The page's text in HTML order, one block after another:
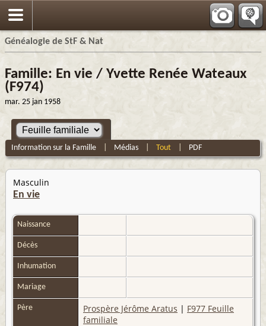
Généalogie de StF & Nat
Famille: En vie / Yvette Renée Wateaux
(F974)
mar. 25 jan 1958
Information sur la Famille| Médias| Tout| PDF
Masculin
En vie
Naissance
Décès
Inhumation
Mariage
Père Prospère Jérôme Aratus | F977 Feuille
familiale